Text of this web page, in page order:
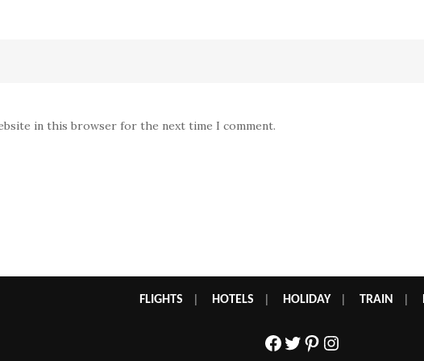
in this browser for the next time I comment.
FLIGHTS HOTELS HOLIDAY| TRAIN
Facebook
Twitter
Pinterest
Instagram